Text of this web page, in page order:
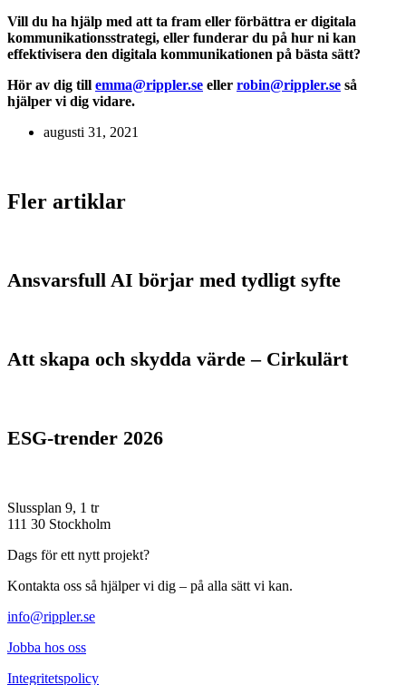
Vill du ha hjälp med att ta fram eller förbättra er digitala
kommunikationsstrategi, eller funderar du på hur ni kan
effektivisera den digitala kommunikationen på bästa sätt?
Hör av dig till emma@rippler.se eller robin@rippler.se så
hjälper vi dig vidare.
augusti 31, 2021
Fler artiklar
Ansvarsfull AI börjar med tydligt syfte
Att skapa och skydda värde – Cirkulärt
ESG-trender 2026
Slussplan 9, 1 tr
111 30 Stockholm
Dags för ett nytt projekt?
Kontakta oss så hjälper vi dig – på alla sätt vi kan.
info@rippler.se
Jobba hos oss
Integritetspolicy